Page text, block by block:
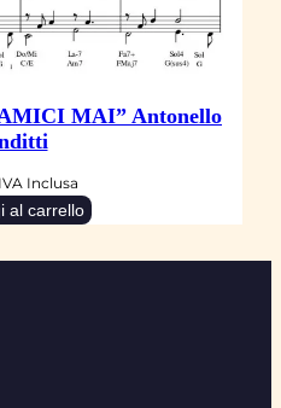
MAI” Antonello
IVA Inclusa
al carrello